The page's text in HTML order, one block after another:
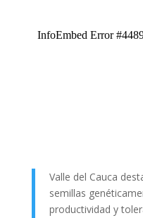
Valle del Cauca
semillas
productividad y